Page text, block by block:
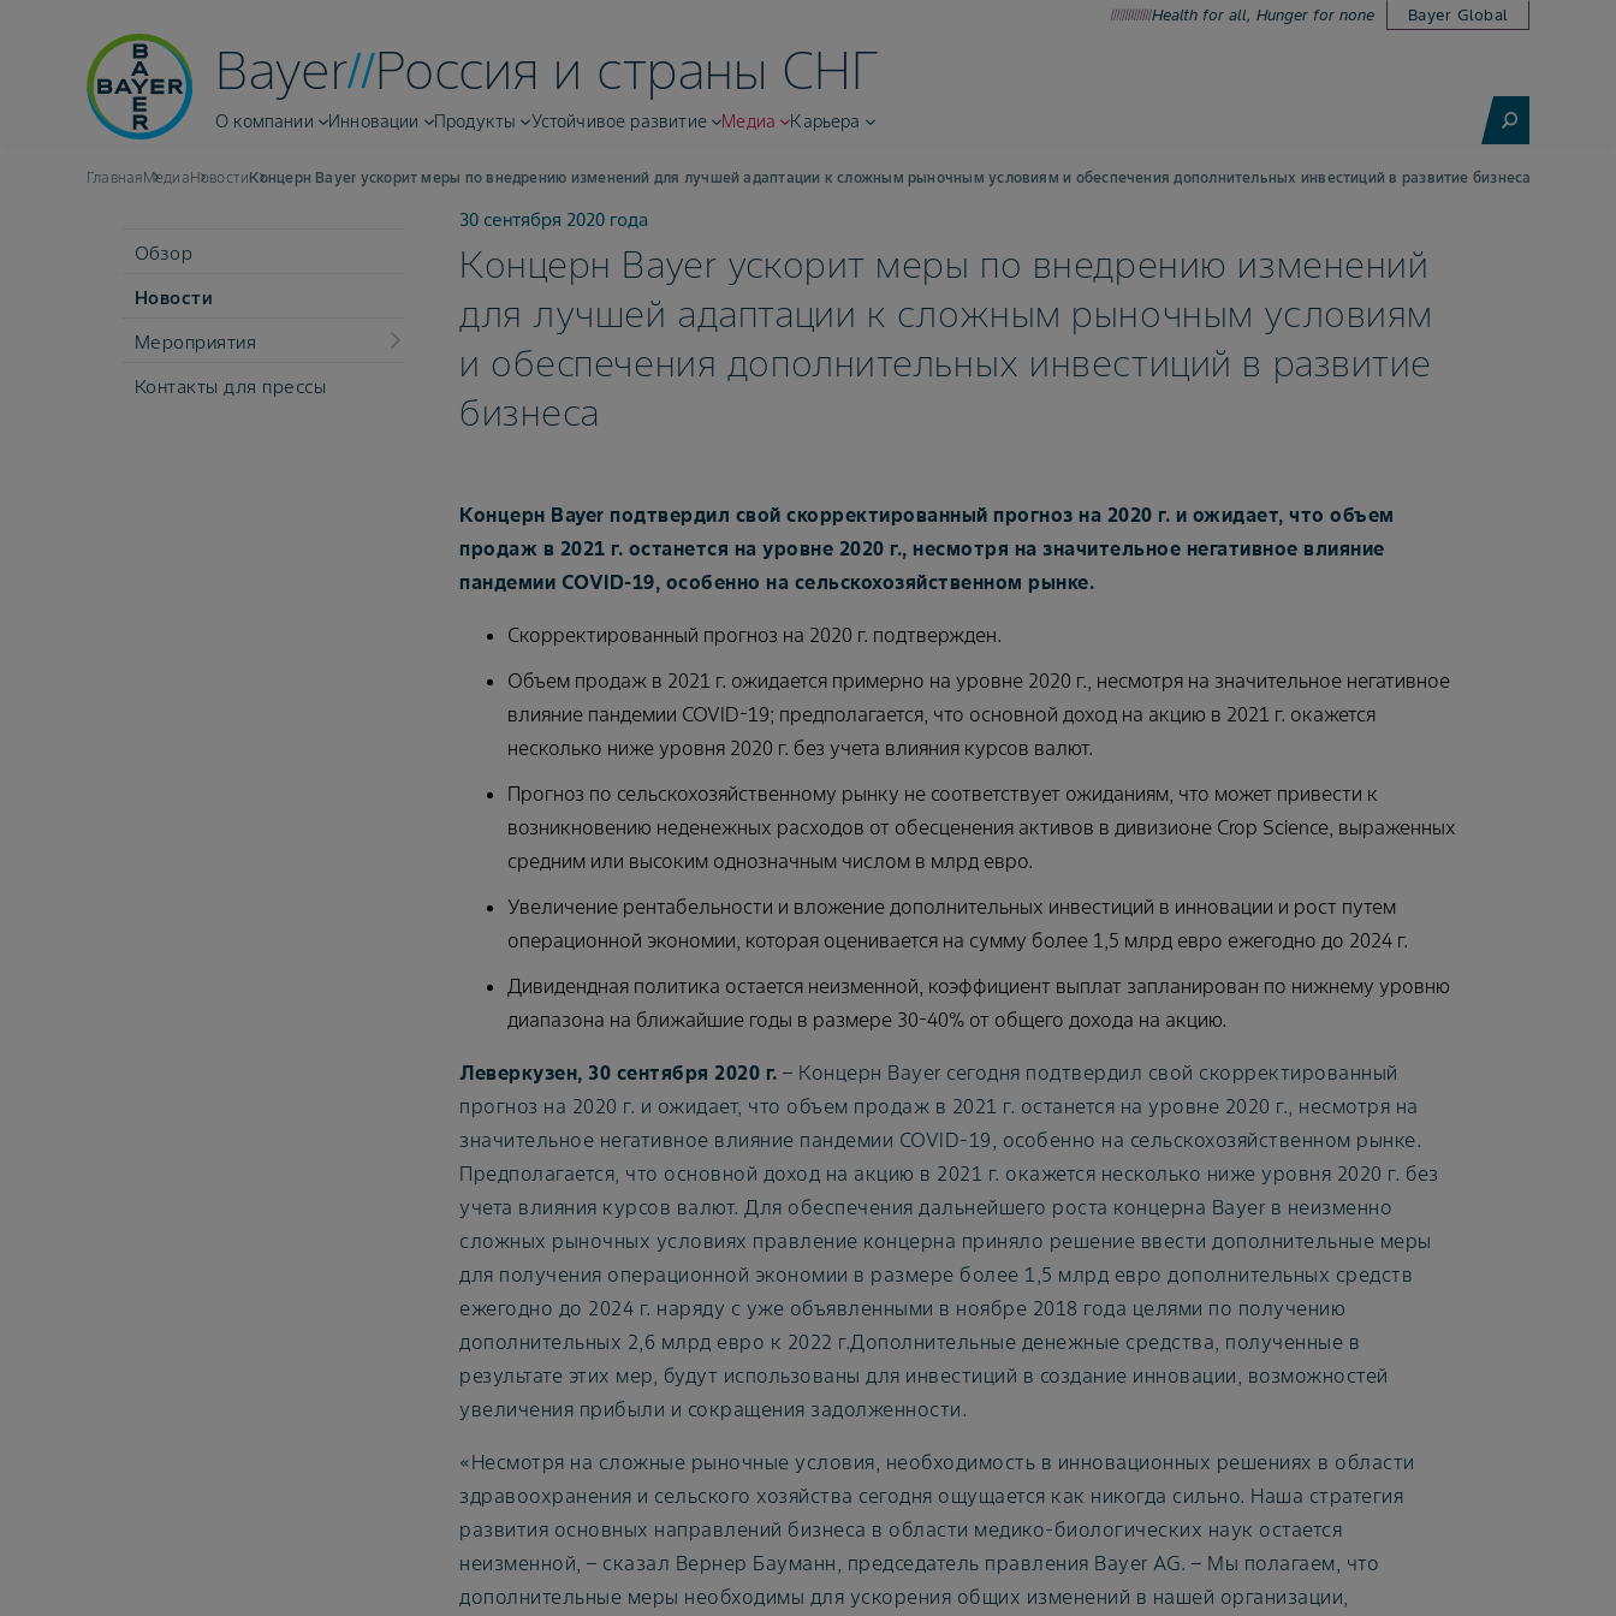
Health for all, Hunger for none Bayer Global
Bayer Россия и страны СНГ
О компании Инновации Продукты Устойчивое развитие Медиа Карьера
ГлавнаяМедиаНовостиКонцерн Bayer ускорит меры по внедрению изменений для лучшей адаптации к сложным рыночным условиям и обеспечения дополнительных инвестиций в развитие бизнеса
Обзор
Новости
Мероприятия
Контакты для прессы
30 сентября 2020 года
Концерн Bayer ускорит меры по внедрению изменений
для лучшей адаптации к сложным рыночным условиям
и обеспечения дополнительных инвестиций в развитие
бизнеса
Концерн Bayer подтвердил свой скорректированный прогноз на 2020 г. и ожидает, что объем
продаж в 2021 г. останется на уровне 2020 г., несмотря на значительное негативное влияние
пандемии COVID-19, особенно на сельскохозяйственном рынке.
Скорректированный прогноз на 2020 г. подтвержден.
Объем продаж в 2021 г. ожидается примерно на уровне 2020 г., несмотря на значительное негативное
влияние пандемии COVID-19; предполагается, что основной доход на акцию в 2021 г. окажется
несколько ниже уровня 2020 г. без учета влияния курсов валют.
Прогноз по сельскохозяйственному рынку не соответствует ожиданиям, что может привести к
возникновению неденежных расходов от обесценения активов в дивизионе Crop Science, выраженных
средним или высоким однозначным числом в млрд евро.
Увеличение рентабельности и вложение дополнительных инвестиций в инновации и рост путем
операционной экономии, которая оценивается на сумму более 1,5 млрд евро ежегодно до 2024 г.
Дивидендная политика остается неизменной, коэффициент выплат запланирован по нижнему уровню
диапазона на ближайшие годы в размере 30-40% от общего дохода на акцию.
Леверкузен, 30 сентября 2020 г. – Концерн Bayer сегодня подтвердил свой скорректированный
прогноз на 2020 г. и ожидает, что объем продаж в 2021 г. останется на уровне 2020 г., несмотря на
значительное негативное влияние пандемии COVID-19, особенно на сельскохозяйственном рынке.
Предполагается, что основной доход на акцию в 2021 г. окажется несколько ниже уровня 2020 г. без
учета влияния курсов валют. Для обеспечения дальнейшего роста концерна Bayer в неизменно
сложных рыночных условиях правление концерна приняло решение ввести дополнительные меры
для получения операционной экономии в размере более 1,5 млрд евро дополнительных средств
ежегодно до 2024 г. наряду с уже объявленными в ноябре 2018 года целями по получению
дополнительных 2,6 млрд евро к 2022 г.Дополнительные денежные средства, полученные в
результате этих мер, будут использованы для инвестиций в создание инновации, возможностей
увеличения прибыли и сокращения задолженности.
«Несмотря на сложные рыночные условия, необходимость в инновационных решениях в области
здравоохранения и сельского хозяйства сегодня ощущается как никогда сильно. Наша стратегия
развития основных направлений бизнеса в области медико-биологических наук остается
неизменной, – сказал Вернер Бауманн, председатель правления Bayer AG. – Мы полагаем, что
дополнительные меры необходимы для ускорения общих изменений в нашей организации,